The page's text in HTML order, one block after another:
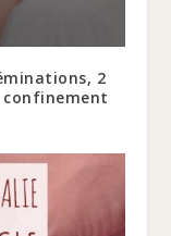
2
confinement